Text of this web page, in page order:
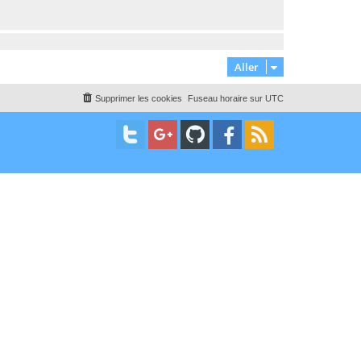
Aller
Fuseau horaire sur UTC
Supprimer les cookies